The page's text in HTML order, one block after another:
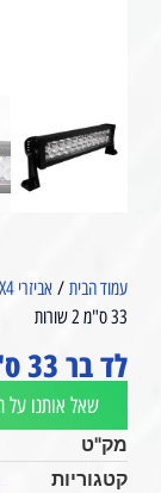
עמוד הבית/ אביזרי 4X4
33 ס"מ 2 שורות⁩⁩
לד בר 33 ס"מ 2 שורות⁩⁩
שאל אותנו על
מק"ט
קטגוריות